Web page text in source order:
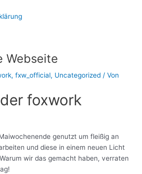
Webseite
,fxw_official, Uncategorized / Von
foxwork
genutzt um fleißig an
und diese in einem neuen Licht
wir das gemacht haben, verraten